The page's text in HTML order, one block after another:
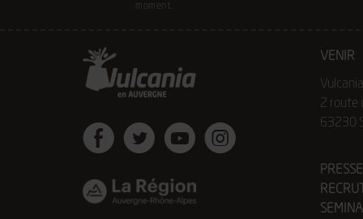
moment.
VENIR
Vulcania
2 route
63230
PRESSE